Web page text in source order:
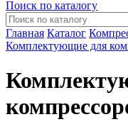
Поиск по каталогу
Главная Каталог
Комплектующие для